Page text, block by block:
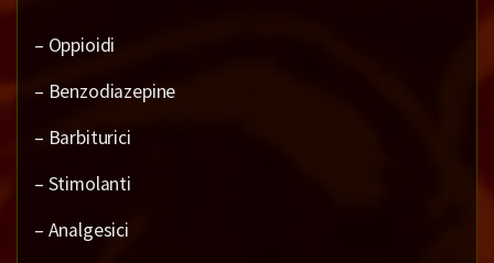
– Oppioidi
– Benzodiazepine
– Barbiturici
– Stimolanti
– Analgesici